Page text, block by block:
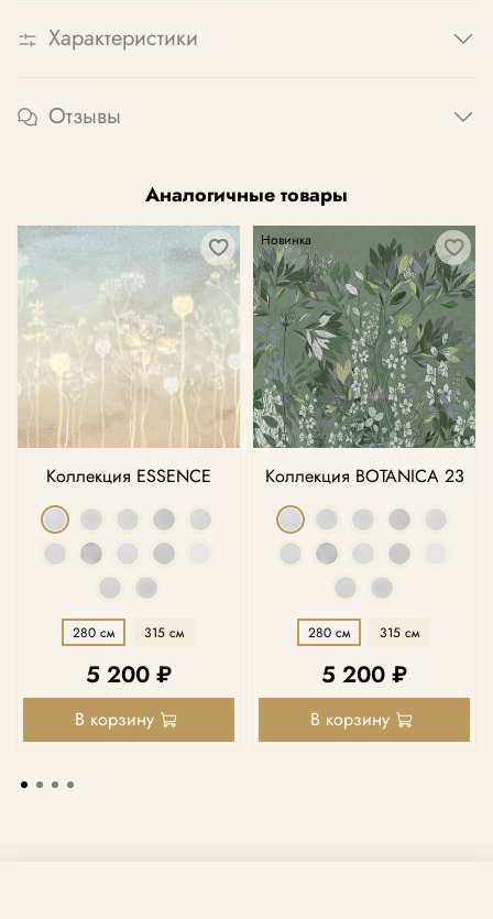
Характеристики
Отзывы
Аналогичные товары
Коллекция ESSENCE
280 см 315 см
5 200 ₽
В корзину
Новинка
Коллекция BOTANICA 23
280 см 315 см
5 200 ₽
В корзину